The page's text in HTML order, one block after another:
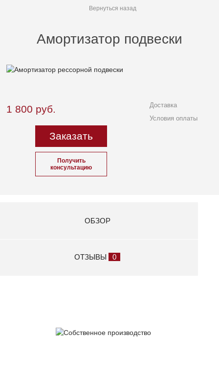
Вернуться назад
Амортизатор подвески
1 800 руб.
Доставка
Условия оплаты
Заказать
Получить
консультацию
ОБЗОР
ОТЗЫВЫ 0